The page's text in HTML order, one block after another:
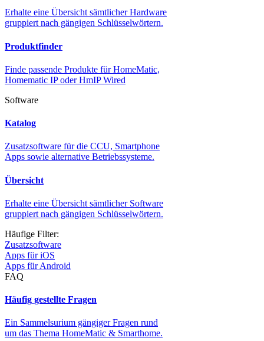
Erhalte eine Übersicht sämtlicher Hardware
gruppiert nach gängigen Schlüsselwörtern.
Produktfinder
Finde passende Produkte für HomeMatic,
Homematic IP oder HmIP Wired
Software
Katalog
Zusatzsoftware für die CCU, Smartphone
Apps sowie alternative Betriebssysteme.
Übersicht
Erhalte eine Übersicht sämtlicher Software
gruppiert nach gängigen Schlüsselwörtern.
Häufige Filter:
Zusatzsoftware
Apps für iOS
Apps für Android
FAQ
Häufig gestellte Fragen
Ein Sammelsurium gängiger Fragen rund
um das Thema HomeMatic & Smarthome.